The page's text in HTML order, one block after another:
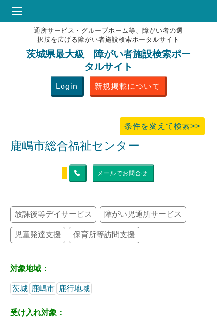
HOME
♥お気にりブックマーク
掲載会員MENU
よくある質問
通所サービス・グループホーム等、障がい者の選
択肢を広げる障がい者施設検索ポータルサイト
茨城県最大級 障がい者施設検索ポー
タルサイト
Login 新規掲載について
条件を変えて検索>>
鹿嶋市総合福祉センター
メールでお問合せ
放課後等デイサービス 障がい児通所サービス
児童発達支援 保育所等訪問支援
対象地域：
茨城 鹿嶋市 鹿行地域
受け入れ対象：